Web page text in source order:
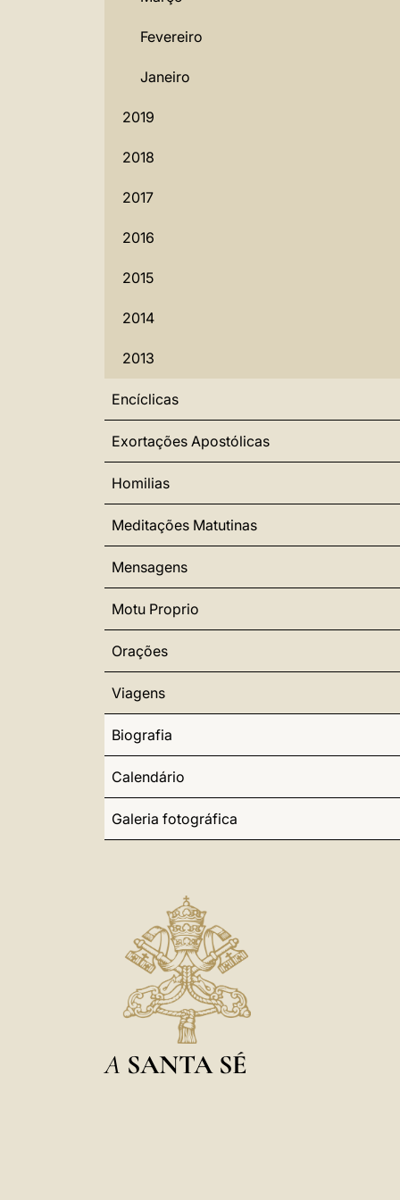
Fevereiro
Janeiro
2019
2018
2017
2016
2015
2014
2013
Encíclicas
Exortações Apostólicas
Homilias
Meditações Matutinas
Mensagens
Motu Proprio
Orações
Viagens
Biografia
Calendário
Galeria fotográfica
A SANTA SÉ